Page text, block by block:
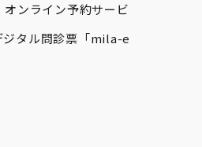
ンライン予約サービ
タル問診票「mila-e